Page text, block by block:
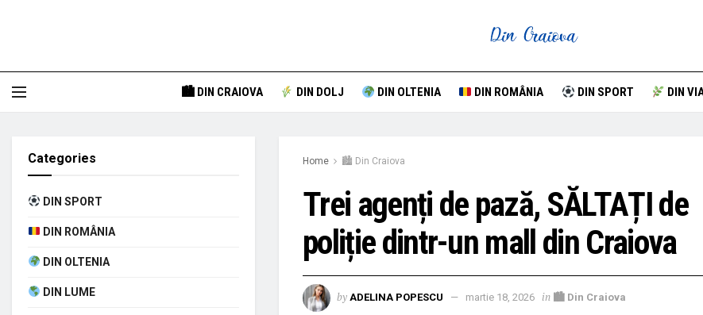
🏙 DIN CRAIOVA DIN DOLJ DIN OLTENIA DIN ROMÂNIA DIN SPORT DIN
Home 🏙 Din Craiova
Trei agenți de pază, SĂLTAȚI de
poliție dintr-un mall din Craiova
by ADELINA POPESCU martie 18, 2026 in 🏙 Din Craiova
Categories
DIN SPORT
DIN ROMÂNIA
DIN OLTENIA
DIN LUME